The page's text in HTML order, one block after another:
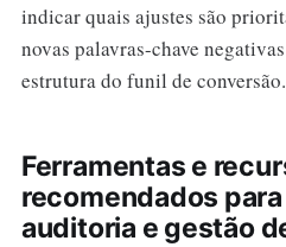
indicar quais ajustes são
novas palavras-chave
estrutura do funil de conversão.
Ferramentas e
recomendados
auditoria e gestão